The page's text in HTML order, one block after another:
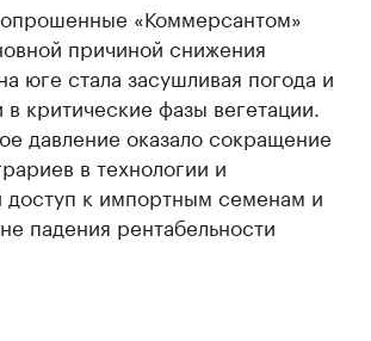
«Коммерсантом»
причиной снижения
юге стала засушливая погода и
критические фазы вегетации.
давление оказало сокращение
в технологии и
доступ к импортным семенам и
падения рентабельности